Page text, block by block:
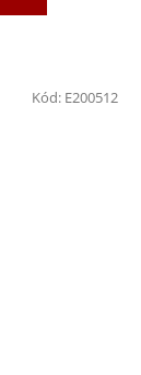
Kód: E200512